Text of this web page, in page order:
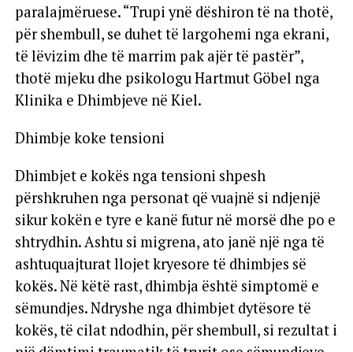
paralajmëruese. “Trupi ynë dëshiron të na thotë,
për shembull, se duhet të largohemi nga ekrani,
të lëvizim dhe të marrim pak ajër të pastër”,
thotë mjeku dhe psikologu Hartmut Göbel nga
Klinika e Dhimbjeve në Kiel.
Dhimbje koke tensioni
Dhimbjet e kokës nga tensioni shpesh
përshkruhen nga personat që vuajnë si ndjenjë
sikur kokën e tyre e kanë futur në morsë dhe po e
shtrydhin. Ashtu si migrena, ato janë një nga të
ashtuquajturat llojet kryesore të dhimbjes së
kokës. Në këtë rast, dhimbja është simptomë e
sëmundjes. Ndryshe nga dhimbjet dytësore të
kokës, të cilat ndodhin, për shembull, si rezultat i